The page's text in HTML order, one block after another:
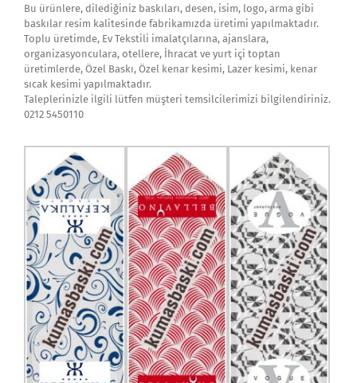
Bu ürünlere, dilediğiniz baskıları, desen, isim, logo, arma gibi
baskılar resim kalitesinde fabrikamızda üretimi yapılmaktadır.
Toplu üretimde, Ev Tekstili imalatçılarına, ajanslara,
organizasyonculara, otellere, İhracat ve yurt içi toptan
üretimlerde, Özel Baskı, Özel kenar kesimi, Lazer kesimi, kenar
sıcak kesimi yapılmaktadır.
Taleplerinizle ilgili lütfen müşteri temsilcilerimizi bilgilendiriniz.
0212 5450110